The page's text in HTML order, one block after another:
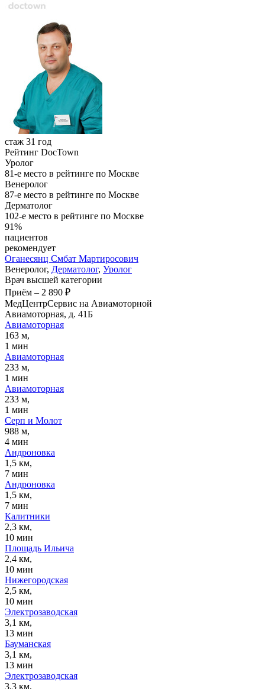
стаж 31 год
Рейтинг DocTown
Уролог
81-е место в рейтинге по Москве
Венеролог
87-е место в рейтинге по Москве
Дерматолог
102-е место в рейтинге по Москве
91%
пациентов
рекомендует
Оганесянц Смбат Мартиросович
Венеролог, Дерматолог, Уролог
Врач высшей категории
Приём – 2 890 ₽
МедЦентрСервис на Авиамоторной
Авиамоторная, д. 41Б
Авиамоторная
163 м,
1 мин
Авиамоторная
233 м,
1 мин
Авиамоторная
233 м,
1 мин
Серп и Молот
988 м,
4 мин
Андроновка
1,5 км,
7 мин
Андроновка
1,5 км,
7 мин
Калитники
2,3 км,
10 мин
Площадь Ильича
2,4 км,
10 мин
Нижегородская
2,5 км,
10 мин
Электрозаводская
3,1 км,
13 мин
Бауманская
3,1 км,
13 мин
Электрозаводская
3,3 км,